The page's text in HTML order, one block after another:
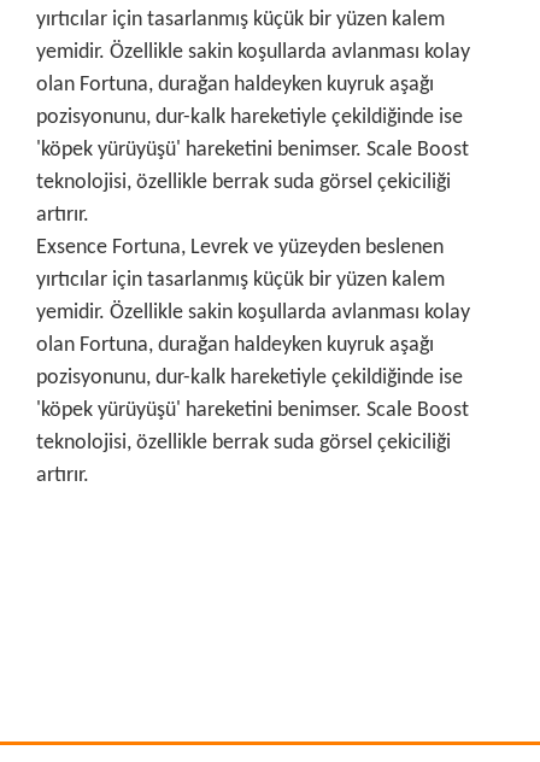
yırtıcılar için tasarlanmış küçük bir yüzen kalem
yemidir. Özellikle sakin koşullarda avlanması kolay
olan Fortuna, durağan haldeyken kuyruk aşağı
pozisyonunu, dur-kalk hareketiyle çekildiğinde ise
'köpek yürüyüşü' hareketini benimser. Scale Boost
teknolojisi, özellikle berrak suda görsel çekiciliği
artırır.
Exsence Fortuna, Levrek ve yüzeyden beslenen
yırtıcılar için tasarlanmış küçük bir yüzen kalem
yemidir. Özellikle sakin koşullarda avlanması kolay
olan Fortuna, durağan haldeyken kuyruk aşağı
pozisyonunu, dur-kalk hareketiyle çekildiğinde ise
'köpek yürüyüşü' hareketini benimser. Scale Boost
teknolojisi, özellikle berrak suda görsel çekiciliği
artırır.
Ürün açıklamasında eksik bilgiler bulunuyor.